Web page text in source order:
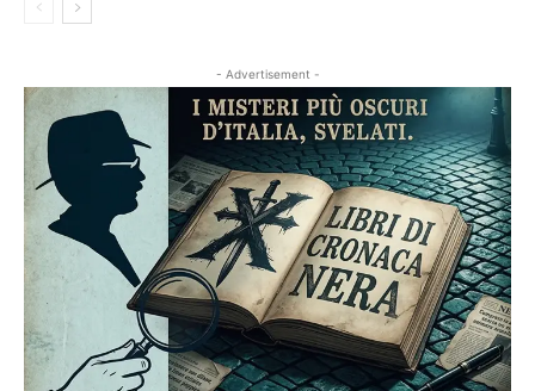
- Advertisement -